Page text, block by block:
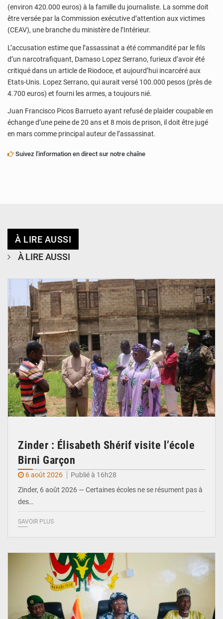
(environ 420.000 euros) à la famille du journaliste. La somme doit
être versée par la Commission exécutive d’attention aux victimes
(CEAV), une branche du ministère de l’Intérieur.
L’accusation estime que l’assassinat a été commandité par le fils
d’un narcotrafiquant, Damaso Lopez Serrano, furieux d’avoir été
critiqué dans un article de Riodoce, et aujourd’hui incarcéré aux
Etats-Unis. Lopez Serrano, qui aurait versé 100.000 pesos (près de
4.700 euros) et fourni les armes, a toujours nié.
Juan Francisco Picos Barrueto ayant refusé de plaider coupable en
échange d’une peine de 20 ans et 8 mois de prison, il doit être jugé
en mars comme principal auteur de l’assassinat.
Suivez l'information en direct sur notre chaîne
À LIRE AUSSI
À LIRE AUSSI
Zinder : Élisabeth Shérif visite l’école
Birni Garçon
6 août 2026
Publié à 16h28
Zinder, 6 août 2026 — Certaines écoles ne se résument pas à
des…
SAVOIR PLUS